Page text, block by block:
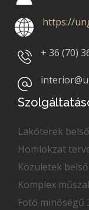
https://
+ 36 (70)
Lakóterek
Homlokzat
Közületek
Komplex
Fotó minőségű